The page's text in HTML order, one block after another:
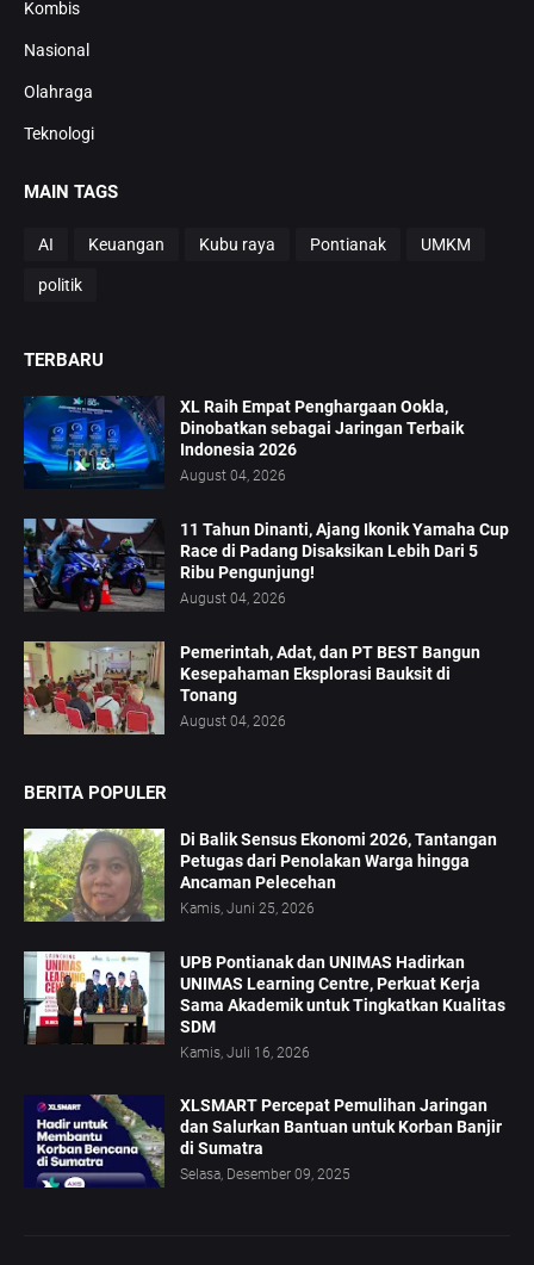
Kombis
Nasional
Olahraga
Teknologi
MAIN TAGS
AI Keuangan Kubu raya Pontianak UMKM
politik
TERBARU
XL Raih Empat Penghargaan Ookla,
Dinobatkan sebagai Jaringan Terbaik
Indonesia 2026
August 04, 2026
11 Tahun Dinanti, Ajang Ikonik Yamaha Cup
Race di Padang Disaksikan Lebih Dari 5
Ribu Pengunjung!
August 04, 2026
Pemerintah, Adat, dan PT BEST Bangun
Kesepahaman Eksplorasi Bauksit di
Tonang
August 04, 2026
BERITA POPULER
Di Balik Sensus Ekonomi 2026, Tantangan
Petugas dari Penolakan Warga hingga
Ancaman Pelecehan
Kamis, Juni 25, 2026
UPB Pontianak dan UNIMAS Hadirkan
UNIMAS Learning Centre, Perkuat Kerja
Sama Akademik untuk Tingkatkan Kualitas
SDM
Kamis, Juli 16, 2026
XLSMART Percepat Pemulihan Jaringan
dan Salurkan Bantuan untuk Korban Banjir
di Sumatra
Selasa, Desember 09, 2025